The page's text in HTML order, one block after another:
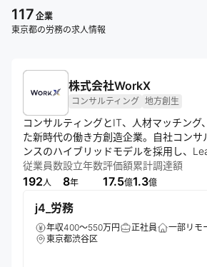
117 企業
東京都の労務の求人情報
株式会社WorkX
コンサルティング 地方創生
コンサルティングとIT、人材マッチング
た新時代の働き方創造企業。自社コンサ
ンスのハイブリッドモデルを採用し、
どのサービスを通じて、スキル重視の人
モデルの実現を目指す。データ分析から
従業員数
192人
設立年数
8年
評価額
17.5億
累計調達額
1.3億
j4_労務
年収400～550万円 正社員
一部リモ
東京都渋谷区